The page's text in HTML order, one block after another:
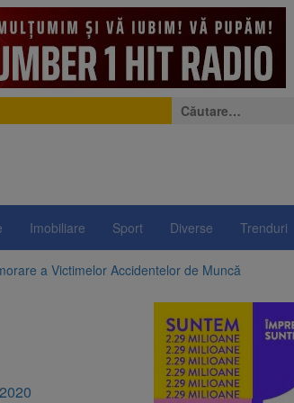
Caută
după:
Imobiliare Sport Diverse Trenduri
a Victimelor Accidentelor de Muncă
de energie. Nivelul Dunării a început să crească
pe timpul nopții, nu oprirea iluminatului public